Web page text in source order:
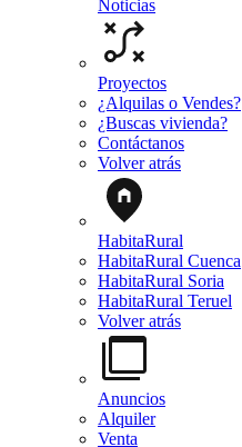
Noticias
Proyectos
¿Alquilas o Vendes?
¿Buscas vivienda?
Contáctanos
Volver atrás
HabitaRural
HabitaRural Cuenca
HabitaRural Soria
HabitaRural Teruel
Volver atrás
Anuncios
Alquiler
Venta